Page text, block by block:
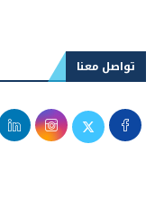
تواصل معنا